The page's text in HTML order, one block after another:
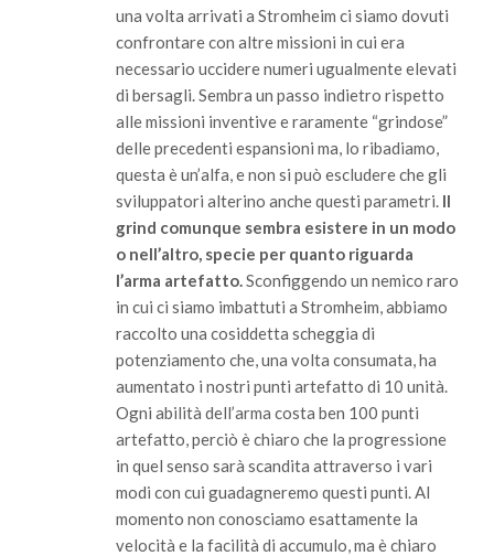
una volta arrivati a Stromheim ci siamo dovuti
confrontare con altre missioni in cui era
necessario uccidere numeri ugualmente elevati
di bersagli. Sembra un passo indietro rispetto
alle missioni inventive e raramente “grindose”
delle precedenti espansioni ma, lo ribadiamo,
questa è un’alfa, e non si può escludere che gli
sviluppatori alterino anche questi parametri. Il
grind comunque sembra esistere in un modo
o nell’altro, specie per quanto riguarda
l’arma artefatto.Sconfiggendo un nemico raro
in cui ci siamo imbattuti a Stromheim, abbiamo
raccolto una cosiddetta scheggia di
potenziamento che, una volta consumata, ha
aumentato i nostri punti artefatto di 10 unità.
Ogni abilità dell’arma costa ben 100 punti
artefatto, perciò è chiaro che la progressione
in quel senso sarà scandita attraverso i vari
modi con cui guadagneremo questi punti. Al
momento non conosciamo esattamente la
velocità e la facilità di accumulo, ma è chiaro